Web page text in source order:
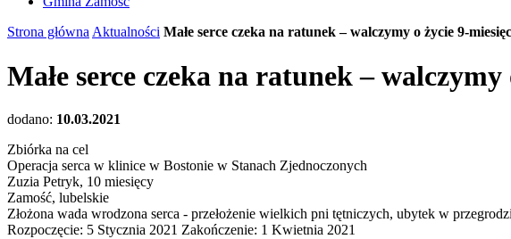
Strona główna Aktualności Małe serce czeka na ratunek – walczymy o życie 9-
Małe serce czeka na ratunek –
dodano: 10.03.2021
Zbiórka na cel
Operacja serca w klinice w Bostonie w Stanach Zjednoczonych
Zuzia Petryk, 10 miesięcy
Zamość, lubelskie
Złożona wada wrodzona serca - przełożenie wielkich pni tętniczych, ubytek w
Rozpoczęcie: 5 Stycznia 2021 Zakończenie: 1 Kwietnia 2021